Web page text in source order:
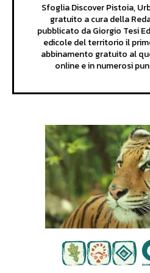
Sfoglia Discover Pistoia,
gratuito a cura della
pubblicato da Giorgio Tesi
edicole del territorio il
abbinamento gratuito al
online e in numerosi